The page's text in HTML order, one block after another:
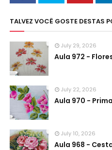
TALVEZ VOCÊ GOSTE DESTAS
July 29, 2026
Aula 972 -
July 22, 2026
Aula 970 -
July 10, 2026
Aula 968 -